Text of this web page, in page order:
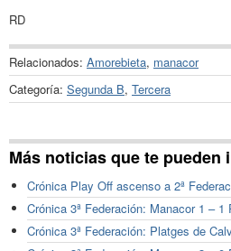
RD
Relacionados: Amorebieta, manacor
Categoría: Segunda B, Tercera
Más noticias que te pueden
Crónica Play Off ascenso a 2ª
Crónica 3ª Federación: Manacor 1 – 1
Crónica 3ª Federación: Platges de